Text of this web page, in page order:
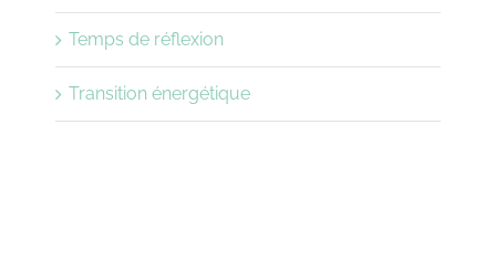
Temps de réflexion
Transition énergétique